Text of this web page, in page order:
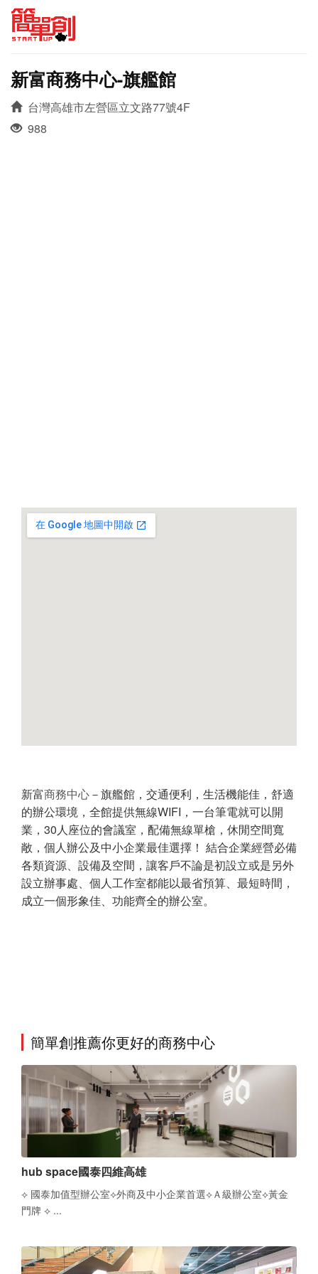
新富商務中心-旗艦館
台灣高雄市左營區立文路77號4F
988
新富商務中心－旗艦館，交通便利，生活機能佳，舒適
的辦公環境，全館提供無線WIFI，一台筆電就可以開
業，30人座位的會議室，配備無線單槍，休閒空間寬
敞，個人辦公及中小企業最佳選擇！ 結合企業經營必備
各類資源、設備及空間，讓客戶不論是初設立或是另外
設立辦事處、個人工作室都能以最省預算、最短時間，
成立一個形象佳、功能齊全的辦公室。
簡單創推薦你更好的商務中心
hub space國泰四維高雄
⟡ 國泰加值型辦公室⟡外商及中小企業首選⟡Ａ級辦公室⟡黃金
門牌 ⟡ ...